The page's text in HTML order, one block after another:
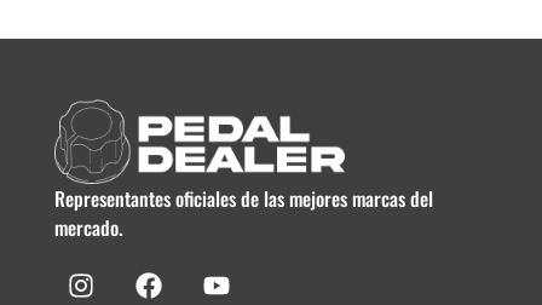
Representantes oficiales de las mejores marcas del
mercado.